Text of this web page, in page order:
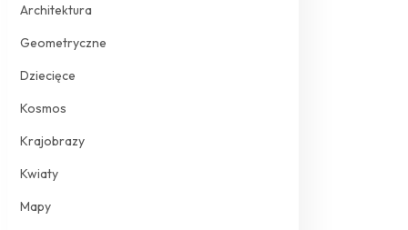
Architektura
Geometryczne
Dziecięce
Kosmos
Krajobrazy
Kwiaty
Mapy